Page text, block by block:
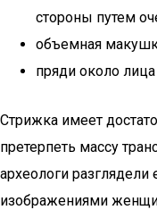
стороны путем
объемная
пряди около
Стрижка имеет
претерпеть массу
археологи
изображениями